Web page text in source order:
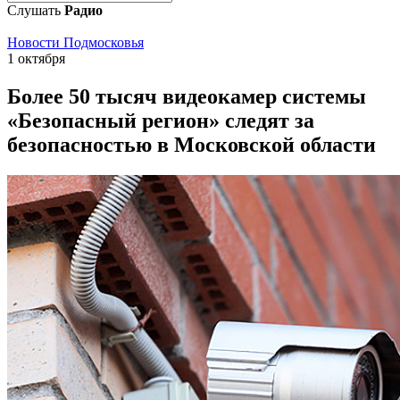
Слушать Радио
Новости Подмосковья
1 октября
Более 50 тысяч видеокамер системы
«Безопасный регион» следят за
безопасностью в Московской области